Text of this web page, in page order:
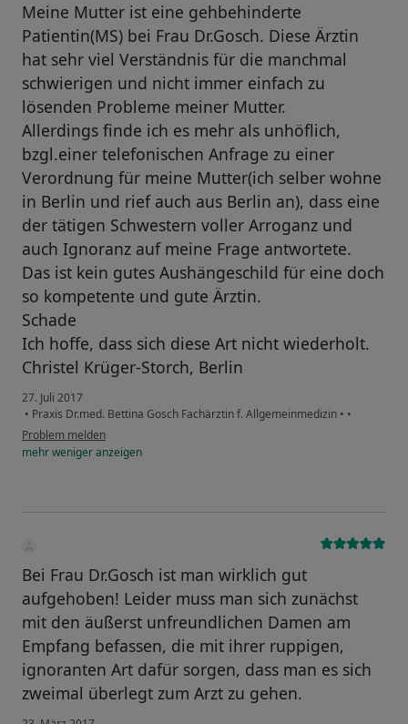
Meine Mutter ist eine gehbehinderte
Patientin(MS) bei Frau Dr.Gosch. Diese Ärztin
hat sehr viel Verständnis für die manchmal
schwierigen und nicht immer einfach zu
lösenden Probleme meiner Mutter.
Allerdings finde ich es mehr als unhöflich,
bzgl.einer telefonischen Anfrage zu einer
Verordnung für meine Mutter(ich selber wohne
in Berlin und rief auch aus Berlin an), dass eine
der tätigen Schwestern voller Arroganz und
auch Ignoranz auf meine Frage antwortete.
Das ist kein gutes Aushängeschild für eine doch
so kompetente und gute Ärztin.
Schade
Ich hoffe, dass sich diese Art nicht wiederholt.
Christel Krüger-Storch, Berlin
27. Juli 2017
• Praxis Dr.med. Bettina Gosch Fachärztin f. Allgemeinmedizin • •
Problem melden
mehrwenigeranzeigen
Bei Frau Dr.Gosch ist man wirklich gut
aufgehoben! Leider muss man sich zunächst
mit den äußerst unfreundlichen Damen am
Empfang befassen, die mit ihrer ruppigen,
ignoranten Art dafür sorgen, dass man es sich
zweimal überlegt zum Arzt zu gehen.